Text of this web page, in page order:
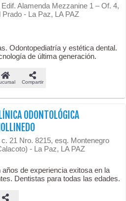
Edif. Alamenda Mezzanine 1 – Of. 4,
Prado - La Paz, LA PAZ
Odontopediatría y estética dental.
de última generación.
Compartir
ODONTOLÓGICA
c. 21 Nro. 8215, esq. Montenegro
- La Paz, LA PAZ
de experiencia exitosa en la
Dentistas para todas las edades.